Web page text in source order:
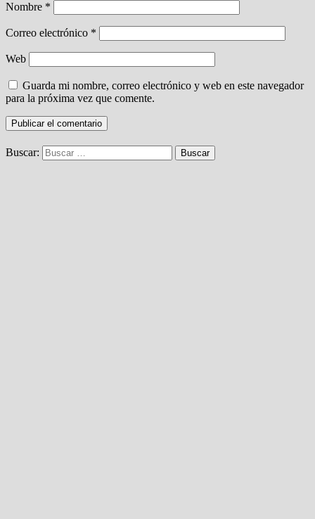
Nombre *
Correo electrónico *
Web
Guarda mi nombre, correo electrónico y web en este navegador
para la próxima vez que comente.
Buscar: